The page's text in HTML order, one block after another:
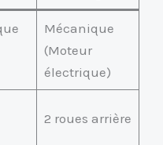
Mécanique
(Moteur
électrique)
2 roues arrière